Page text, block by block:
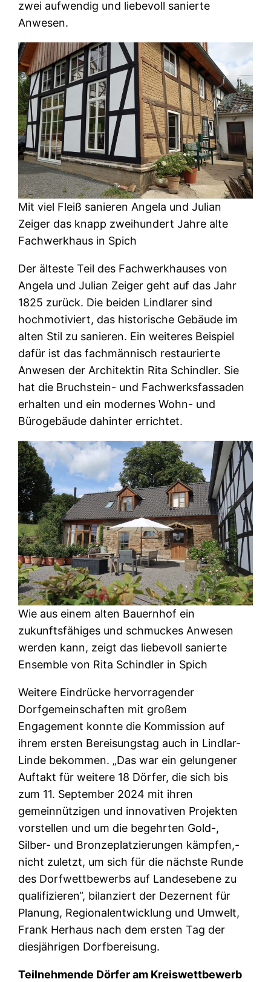
zwei aufwendig und liebevoll sanierte
Anwesen.
Mit viel Fleiß sanieren Angela und Julian
Zeiger das knapp zweihundert Jahre alte
Fachwerkhaus in Spich
Der älteste Teil des Fachwerkhauses von
Angela und Julian Zeiger geht auf das Jahr
1825 zurück. Die beiden Lindlarer sind
hochmotiviert, das historische Gebäude im
alten Stil zu sanieren. Ein weiteres Beispiel
dafür ist das fachmännisch restaurierte
Anwesen der Architektin Rita Schindler. Sie
hat die Bruchstein- und Fachwerksfassaden
erhalten und ein modernes Wohn- und
Bürogebäude dahinter errichtet.
Wie aus einem alten Bauernhof ein
zukunftsfähiges und schmuckes Anwesen
werden kann, zeigt das liebevoll sanierte
Ensemble von Rita Schindler in Spich
Weitere Eindrücke hervorragender
Dorfgemeinschaften mit großem
Engagement konnte die Kommission auf
ihrem ersten Bereisungstag auch in Lindlar-
Linde bekommen. „Das war ein gelungener
Auftakt für weitere 18 Dörfer, die sich bis
zum 11. September 2024 mit ihren
gemeinnützigen und innovativen Projekten
vorstellen und um die begehrten Gold-,
Silber- und Bronzeplatzierungen kämpfen,-
nicht zuletzt, um sich für die nächste Runde
des Dorfwettbewerbs auf Landesebene zu
qualifizieren“, bilanziert der Dezernent für
Planung, Regionalentwicklung und Umwelt,
Frank Herhaus nach dem ersten Tag der
diesjährigen Dorfbereisung.
Teilnehmende Dörfer am Kreiswettbewerb